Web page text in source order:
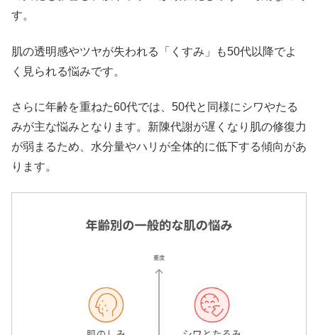
す。
肌の透明感やツヤが失われる「くすみ」も50代以降でよ
く見られる悩みです。
さらに年齢を重ねた60代では、50代と同様にシワやたる
みが主な悩みとなります。新陳代謝が遅くなり肌の修復力
が弱まるため、水分量やハリが全体的に低下する傾向があ
ります。